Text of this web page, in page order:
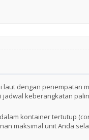
laut dengan penempatan
keberangkatan
kontainer tertutup
maksimal unit Anda